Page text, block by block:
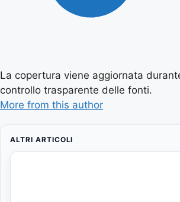
La copertura viene aggiornata
controllo trasparente delle fonti.
More from this author
ALTRI ARTICOLI